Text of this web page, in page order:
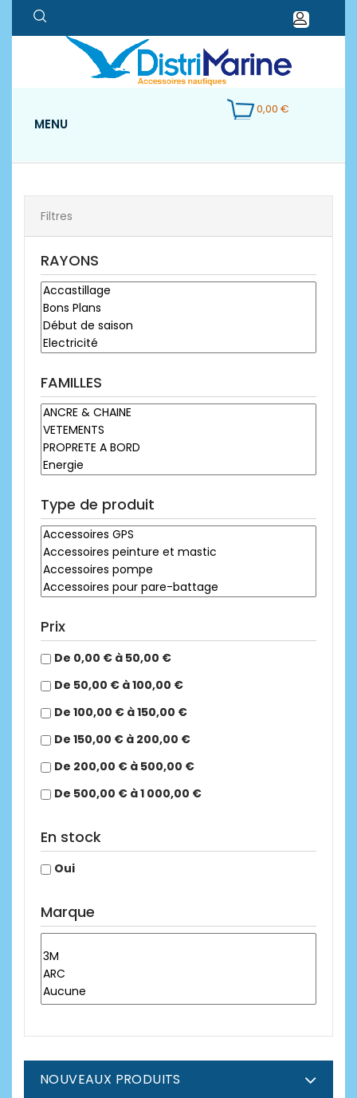
0,00 €
MENU
Filtres
RAYONS
FAMILLES
Type de produit
Prix
De 0,00 € à 50,00 €
De 50,00 € à 100,00 €
De 100,00 € à 150,00 €
De 150,00 € à 200,00 €
De 200,00 € à 500,00 €
De 500,00 € à 1 000,00 €
En stock
Oui
Marque
NOUVEAUX PRODUITS